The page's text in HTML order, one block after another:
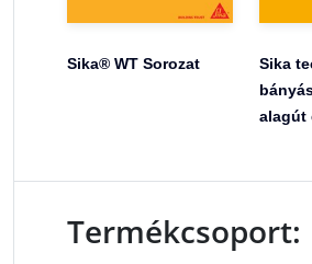
Sika® WT Sorozat
Sika
alagút
Termékcsoport: